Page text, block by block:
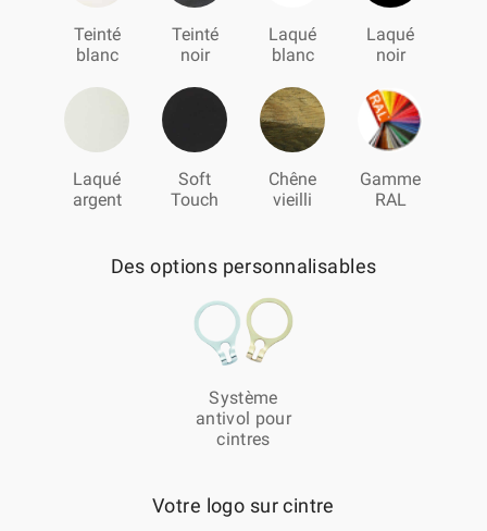
Teinté
blanc
Teinté
noir
Laqué
blanc
Laqué
noir
Laqué
argent
Soft
Touch
Chêne
vieilli
Gamme
RAL
Des options personnalisables
Système
antivol pour
cintres
Votre logo sur cintre